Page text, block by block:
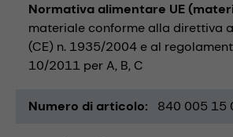
Normativa alimentare UE
materiale conforme alla direttiva
(CE) n. 1935/2004 e al
10/2011 per A, B, C
Numero di articolo 840 005 15